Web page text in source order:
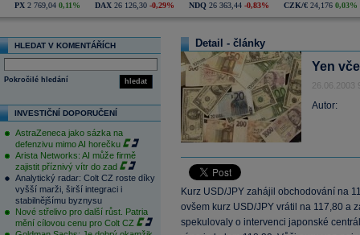
PX 2 769,04 0,11% DAX 26 126,30 -0,29% NDQ 26 363,44 -0,83% CZK/€ 24,176 0,03%
HLEDAT V KOMENTÁŘÍCH
hledat
Pokročilé hledání
INVESTIČNÍ DOPORUČENÍ
AstraZeneca jako sázka na
defenzivu mimo AI horečku
Arista Networks: AI může firmě
zajistit příznivý vítr do zad
Analytický radar: Colt CZ roste díky
vyšší marži, širší integraci i
stabilnějšímu byznysu
Nové střelivo pro další růst. Patria
mění cílovou cenu pro Colt CZ
Detail - články
Yen
26.06.2003
Autor:
Kurz USD/JPY zahájil obchodování na
ovšem kurz USD/JPY vrátil na 117,80 a
spekulovaly o intervenci japonské